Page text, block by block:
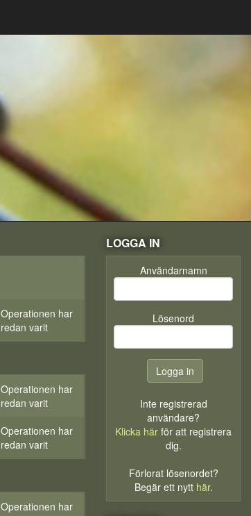
Operationen har
redan varit
Operationen har
redan varit
Operationen har
redan varit
Operationen har
LOGGA IN
Användarnamn
Lösenord
Inte registrerad
användare?
Klicka här för att registrera
dig.
Förlorat lösenordet?
Begär ett nytt här.